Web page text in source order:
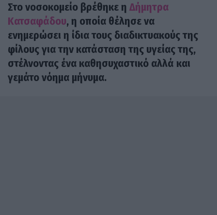
Στο νοσοκομείο βρέθηκε η Δήμητρα
Κατσαφάδου, η οποία θέλησε να
ενημερώσει η ίδια τους διαδικτυακούς της
φίλους για την κατάσταση της υγείας της,
στέλνοντας ένα καθησυχαστικό αλλά και
γεμάτο νόημα μήνυμα.